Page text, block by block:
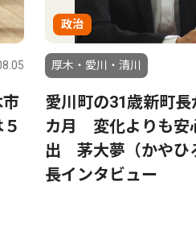
政治
厚木・愛川・清川
愛川町の31歳新町長
カ月 変化よりも安
出 茅大夢（かやひ
長インタビュー